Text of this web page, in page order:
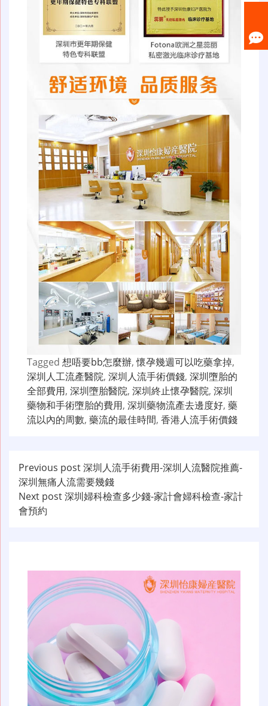
Tagged 想唔要bb怎麼辦,懷孕幾週可以吃藥拿掉,
深圳人工流產醫院, 深圳人流手術價錢, 深圳墮胎的
全部費用, 深圳墮胎醫院, 深圳終止懷孕醫院, 深圳
藥物和手術墮胎的費用, 深圳藥物流產去邊度好, 藥
流以內的周數, 藥流的最佳時間, 香港人流手術價錢
文
章
导
Previous post深圳人流手術費用-深圳人流醫院推薦-
深圳無痛人流需要幾錢
Next post深圳婦科檢查多少錢-家計會婦科檢查-家計
會預約